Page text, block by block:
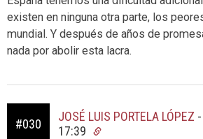
existen en ninguna otra parte, los
mundial. Y después de años de
nada por abolir esta lacra.
#030
JOSÉ LUIS PORTELA LÓPEZ -
17:39